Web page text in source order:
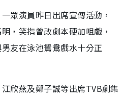
眾演員昨日出席宣傳活動，
，笑指曾改劇本硬加咀戲，
友在泳池鴛鴦戲水十分正
欣燕及鄭子誠等出席TVB劇集